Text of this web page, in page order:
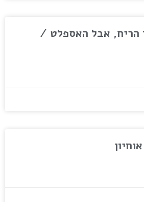
הריח, אבל האספלט /